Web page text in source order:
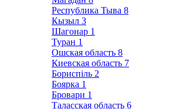
Республика Тыва 8
Кызыл 3
Шагонар 1
Туран 1
Ошская область 8
Киевская область 7
Бориспіль 2
Боярка 1
Бровари 1
Таласская область 6